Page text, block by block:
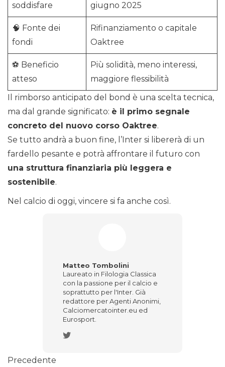
soddisfare
giugno 2025
🧠 Fonte dei
fondi
Rifinanziamento o capitale
Oaktree
⚽ Beneficio
atteso
Più solidità, meno interessi,
maggiore flessibilità
Il rimborso anticipato del bond è una scelta tecnica,
ma dal grande significato: è il primo segnale
concreto del nuovo corso Oaktree.
Se tutto andrà a buon fine, l’Inter si libererà di un
fardello pesante e potrà affrontare il futuro con
una struttura finanziaria più leggera e
sostenibile.
Nel calcio di oggi, vincere si fa anche così.
Matteo Tombolini
Laureato in Filologia Classica
con la passione per il calcio e
soprattutto per l'Inter. Già
redattore per Agenti Anonimi,
Calciomercatointer.eu ed
Eurosport.
Precedente